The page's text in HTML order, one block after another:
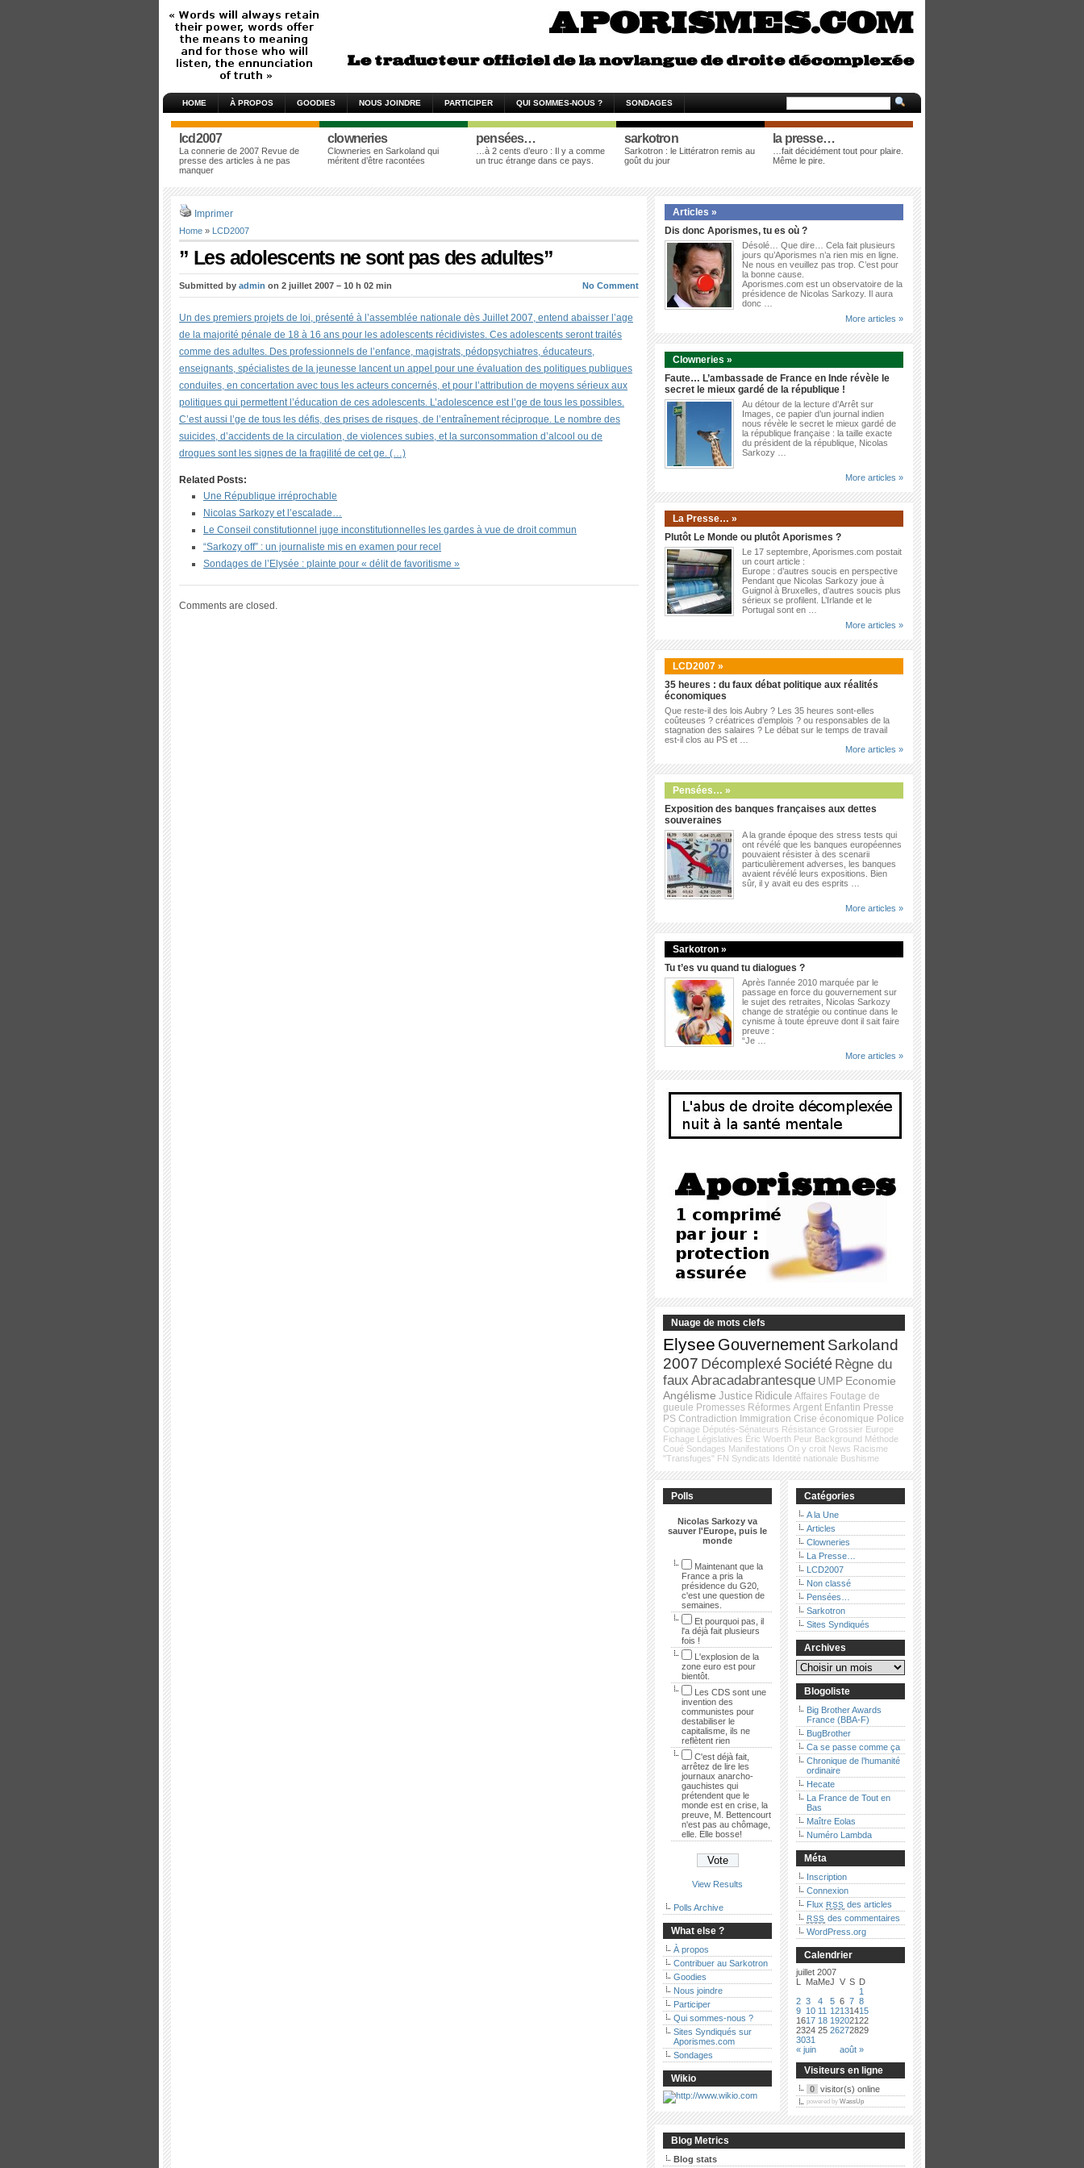
HOME À PROPOS GOODIES NOUS JOINDRE PARTICIPER QUI SOMMES-NOUS ? SONDAGES
lcd2007
La connerie de 2007 Revue de
presse des articles à ne pas
manquer
clowneries
Clowneries en Sarkoland qui
méritent d’être racontées
pensées…
…à 2 cents d’euro : Il y a comme
un truc étrange dans ce pays.
sarkotron
Sarkotron : le Littératron remis au
goût du jour
la presse…
…fait décidément tout pour plaire.
Même le pire.
Imprimer
Home » LCD2007
” Les adolescents ne sont pas des adultes”
Submitted by admin on 2 juillet 2007 – 10 h 02 min No Comment
Un des premiers projets de loi, présenté à l’assemblée nationale dès Juillet 2007, entend abaisser l’age
de la majorité pénale de 18 à 16 ans pour les adolescents récidivistes. Ces adolescents seront traités
comme des adultes. Des professionnels de l’enfance, magistrats, pédopsychiatres, éducateurs,
enseignants, spécialistes de la jeunesse lancent un appel pour une évaluation des politiques publiques
conduites, en concertation avec tous les acteurs concernés, et pour l’attribution de moyens sérieux aux
politiques qui permettent l’éducation de ces adolescents. L’adolescence est l’ge de tous les possibles.
C’est aussi l’ge de tous les défis, des prises de risques, de l’entraînement réciproque. Le nombre des
suicides, d’accidents de la circulation, de violences subies, et la surconsommation d’alcool ou de
drogues sont les signes de la fragilité de cet ge. (…)
Related Posts:
Une République irréprochable
Nicolas Sarkozy et l’escalade…
Le Conseil constitutionnel juge inconstitutionnelles les gardes à vue de droit commun
“Sarkozy off” : un journaliste mis en examen pour recel
Sondages de l’Elysée : plainte pour « délit de favoritisme »
Comments are closed.
Articles »
Dis donc Aporismes, tu es où ?
Désolé… Que dire… Cela fait plusieurs
jours qu’Aporismes n’a rien mis en ligne.
Ne nous en veuillez pas trop. C’est pour
la bonne cause.
Aporismes.com est un observatoire de la
présidence de Nicolas Sarkozy. Il aura
donc …
More articles »
Clowneries »
Faute… L’ambassade de France en Inde révèle le
secret le mieux gardé de la république !
Au détour de la lecture d’Arrêt sur
Images, ce papier d’un journal indien
nous révèle le secret le mieux gardé de
la république française : la taille exacte
du président de la république, Nicolas
Sarkozy …
More articles »
La Presse… »
Plutôt Le Monde ou plutôt Aporismes ?
Le 17 septembre, Aporismes.com postait
un court article :
Europe : d’autres soucis en perspective
Pendant que Nicolas Sarkozy joue à
Guignol à Bruxelles, d’autres soucis plus
sérieux se profilent. L’Irlande et le
Portugal sont en …
More articles »
LCD2007 »
35 heures : du faux débat politique aux réalités
économiques
Que reste-il des lois Aubry ? Les 35 heures sont-elles
coûteuses ? créatrices d’emplois ? ou responsables de la
stagnation des salaires ? Le débat sur le temps de travail
est-il clos au PS et …
More articles »
Pensées… »
Exposition des banques françaises aux dettes
souveraines
A la grande époque des stress tests qui
ont révélé que les banques européennes
pouvaient résister à des scenarii
particulièrement adverses, les banques
avaient révélé leurs expositions. Bien
sûr, il y avait eu des esprits …
More articles »
Sarkotron »
Tu t’es vu quand tu dialogues ?
Après l’année 2010 marquée par le
passage en force du gouvernement sur
le sujet des retraites, Nicolas Sarkozy
change de stratégie ou continue dans le
cynisme à toute épreuve dont il sait faire
preuve :
“Je …
More articles »
Nuage de mots clefs
Elysee GouvernementSarkoland
2007 Décomplexé Société Règne du
faux Abracadabrantesque UMP Economie
Angélisme Justice Ridicule Affaires Foutage de
gueule Promesses Réformes Argent Enfantin Presse
PS Contradiction Immigration Crise économique Police
Copinage Députés-Sénateurs Résistance Grossier Europe
Fichage Législatives Éric Woerth Peur Background Méthode
Coué Sondages Manifestations On y croit News Racisme
"Transfuges" FN Syndicats Identité nationale Bushisme
Polls
Nicolas Sarkozy va
sauver l'Europe, puis le
monde
Maintenant que la
France a pris la
présidence du G20,
c'est une question de
semaines.
Et pourquoi pas, il
l'a déjà fait plusieurs
fois !
L'explosion de la
zone euro est pour
bientôt.
Les CDS sont une
invention des
communistes pour
destabiliser le
capitalisme, ils ne
reflètent rien
C'est déjà fait,
arrêtez de lire les
journaux anarcho-
gauchistes qui
prétendent que le
monde est en crise, la
preuve, M. Bettencourt
n'est pas au chômage,
elle. Elle bosse!
View Results
Polls Archive
What else ?
À propos
Contribuer au Sarkotron
Goodies
Nous joindre
Participer
Qui sommes-nous ?
Sites Syndiqués sur
Aporismes.com
Sondages
Wikio
Catégories
A la Une
Articles
Clowneries
La Presse…
LCD2007
Non classé
Pensées…
Sarkotron
Sites Syndiqués
Archives
Blogoliste
Big Brother Awards
France (BBA-F)
BugBrother
Ca se passe comme ça
Chronique de l’humanité
ordinaire
Hecate
La France de Tout en
Bas
Maître Eolas
Numéro Lambda
Méta
Inscription
Connexion
Flux RSS des articles
RSS des commentaires
WordPress.org
Calendrier
juillet 2007
L
MaMeJ V S D
« juin août »
1
2 3 4 5 6 7 8
9 10 11 12131415
1617 18 19202122
2324 25 26272829
3031
Visiteurs en ligne
0 visitor(s) online
powered by WassUp
Blog Metrics
Blog stats